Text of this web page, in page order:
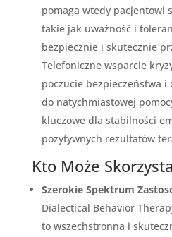
pomaga wtedy pacjentowi
takie jak uważność i
bezpiecznie i skutecznie
Telefoniczne wsparcie
poczucie bezpieczeństwa i
do natychmiastowej
kluczowe dla stabilności
pozytywnych rezultatów
Kto Może
Szerokie Spektrum
Dialectical Behavior
to wszechstronna i